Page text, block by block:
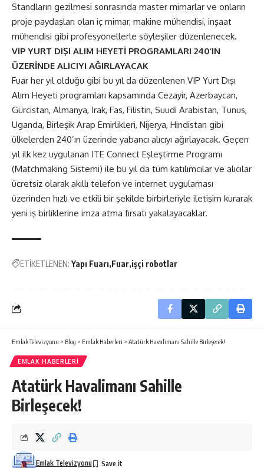
Standların gezilmesi sonrasında master mimarlar ve onların
proje paydaşları olan iç mimar, makine mühendisi, inşaat
mühendisi gibi profesyonellerle söyleşiler düzenlenecek.
VIP YURT DIŞI ALIM HEYETİ PROGRAMLARI 240’IN
ÜZERİNDE ALICIYI AĞIRLAYACAK
Fuar her yıl olduğu gibi bu yıl da düzenlenen VIP Yurt Dışı
Alım Heyeti programları kapsamında Cezayir, Azerbaycan,
Gürcistan, Almanya, Irak, Fas, Filistin, Suudi Arabistan, Tunus,
Uganda, Birleşik Arap Emirlikleri, Nijerya, Hindistan gibi
ülkelerden 240’ın üzerinde yabancı alıcıyı ağırlayacak. Geçen
yıl ilk kez uygulanan ITE Connect Eşleştirme Programı
(Matchmaking Sistemi) ile bu yıl da tüm katılımcılar ve alıcılar
ücretsiz olarak akıllı telefon ve internet uygulaması
üzerinden hızlı ve etkili bir şekilde birbirleriyle iletişim kurarak
yeni iş birliklerine imza atma fırsatı yakalayacaklar.
ETİKETLENEN: Yapı Fuarı Fuar işçi robotlar
Emlak Televizyonu > Blog > Emlak Haberleri > Atatürk Havalimanı Sahille Birleşecek!
EMLAK HABERLERI
Atatürk Havalimanı Sahille
Birleşecek!
Emlak Televizyonu